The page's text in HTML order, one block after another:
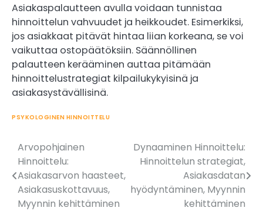
Asiakaspalautteen avulla voidaan tunnistaa
hinnoittelun vahvuudet ja heikkoudet. Esimerkiksi,
jos asiakkaat pitävät hintaa liian korkeana, se voi
vaikuttaa ostopäätöksiin. Säännöllinen
palautteen kerääminen auttaa pitämään
hinnoittelustrategiat kilpailukykyisinä ja
asiakasystävällisinä.
PSYKOLOGINEN HINNOITTELU
Post
navigation
Arvopohjainen
Hinnoittelu:
Asiakasarvon haasteet,
Asiakasuskottavuus,
Myynnin kehittäminen
Dynaaminen Hinnoittelu:
Hinnoittelun strategiat,
Asiakasdatan
hyödyntäminen, Myynnin
kehittäminen